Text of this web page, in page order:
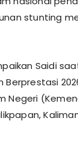
stunting
Saidi
Berprestasi
Negeri